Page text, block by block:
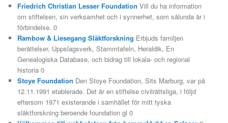
Friedrich Christian Lesser Foundation Vill du ha information
om stiftelsen, sin verksamhet och i synnerhet, som sålunda är i
förbindelse. 0
Rambow & Liesegang Släktforskning Erbjuds familjen
berättelser, Uppslagsverk, Stammtafeln, Heraldik, En
Genealogiska Database, och bidrag till lokala- och regional
historia 0
Stoye Foundation Den Stoye Foundation, Sits Marburg, var på
12.11.1991 etablerade. Det är en stiftelse civilrättsliga, i följd
eftersom 1971 existerande i samhället för mitt tyska
släktforskning beroende foundation gl 0